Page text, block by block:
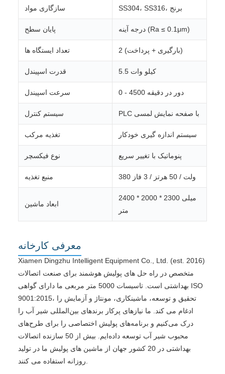
سازگاری مواد SS304، SS316، برنج
پایان سطح درجه آینه (Ra ≤ 0.1μm)
تعداد ایستگاه ها 2 (بارگیری + پرداخت)
قدرت اسپیندل 5.5 کیلو وات
سرعت اسپیندل 0 - 4500 دور در دقیقه
سیستم کنترل PLC با صفحه نمایش لمسی
تغذیه مرکب سیستم اندازه گیری خودکار
نوع فیکسچر پنوماتیک با تغییر سریع
منبع تغذیه 380 ولت / 50 هرتز / 3 فاز
ابعاد ماشین
2400 * 2000 * 2300 میلی
متر
معرفی کارخانه
Xiamen Dingzhu Intelligent Equipment Co., Ltd. (est. 2016)
متخصص در راه حل های پولیش هوشمند برای صنعت اتصالات
بهداشتی است. تاسیسات 5000 متر مربعی ما دارای گواهی ISO
9001:2015، تحقیق و توسعه، ماشینکاری، مونتاژ و آزمایش را
ادغام می کند. ما نیازهای پرکار برندهای بین‌المللی شیر آب را
درک می‌کنیم و برنامه‌های پولیش اختصاصی را برای طرح‌های
محبوب شیر آب توسعه داده‌ایم. بیش از 50 سازنده اتصالات
بهداشتی در 20 کشور جهان از ماشین های پولیش ما در تولید